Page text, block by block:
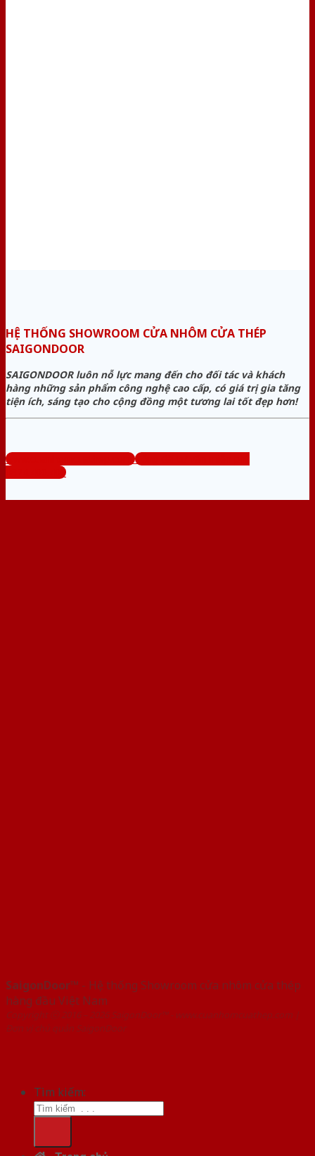
HỆ THỐNG SHOWROOM CỬA NHÔM CỬA THÉP
SAIGONDOOR
SAIGONDOOR luôn nỗ lực mang đến cho đối tác và khách
hàng những sản phẩm công nghệ cao cấp, có giá trị gia tăng
tiện ích, sáng tạo cho cộng đồng một tương lai tốt đẹp hơn!
www.cuanhomcuathep.com
Tổng đài tư vấn miễn phí:
0824.400.400
SaigonDoor™ - Hệ thống Showroom cửa nhôm cửa thép
hàng đầu Việt Nam
Copyright ⓒ 2016 – 2026 SaigonDoor™ - www.cuanhomcuathep.com |
Đơn vị chủ quản SaigonDoor
Tìm kiếm: